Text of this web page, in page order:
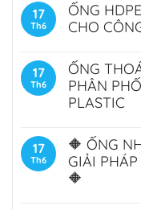
17
Th6
ỐNG
CHO
17
Th6
ỐNG
PHÂN
PLASTIC
17
Th6
🔶 ỐNG
GIẢI
🔶